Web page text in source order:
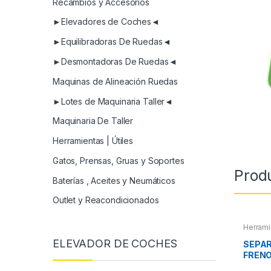
FRENO
►Elevadores de Coches◄
►Equilibradoras De Ruedas◄
►Desmontadoras De Ruedas◄
Maquinas de Alineación Ruedas
►Lotes de Maquinaria Taller◄
Maquinaria De Taller
Herramientas | Útiles
Gatos, Prensas, Gruas y Soportes
Baterías , Aceites y Neumáticos
Outlet y Reacondicionados
ELEVADOR DE COCHES